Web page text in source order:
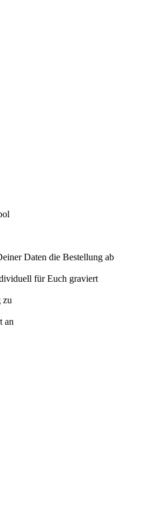
Daten die Bestellung ab
für Euch graviert
zu
an